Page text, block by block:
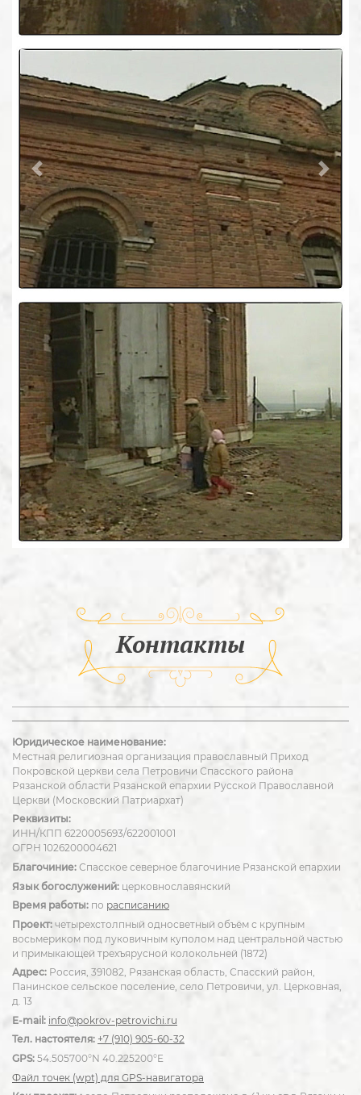
Previous Next
Контакты
Юридическое наименование:
Местная религиозная организация православный Приход
Покровской церкви села Петровичи Спасского района
Рязанской области Рязанской епархии Русской Православной
Церкви (Московский Патриархат)
Реквизиты:
ИНН/КПП 6220005693/622001001
ОГРН 1026200004621
Благочиние: Спасское северное благочиние Рязанской епархии
Язык богослужений: церковнославянский
Время работы: по расписанию
Проект: четырехстолпный односветный объём с крупным
восьмериком под луковичным куполом над центральной частью
и примыкающей трехъярусной колокольней (1872)
Адрес: Россия, 391082, Рязанская область, Спасский район,
Панинское сельское поселение, село Петровичи, ул. Церковная,
д. 13
E-mail: info@pokrov-petrovichi.ru
Тел. настоятеля: +7 (910) 905-60-32
GPS: 54.505700°N 40.225200°E
Файл точек (wpt) для GPS-навигатора